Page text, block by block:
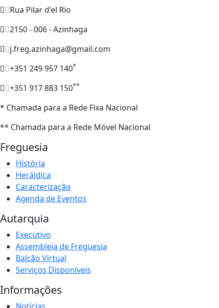
Rua Pilar d'el Rio
2150 - 006 - Azinhaga
j.freg.azinhaga@gmail.com
+351 249 957 140*
+351 917 883 150**
* Chamada para a Rede Fixa Nacional
** Chamada para a Rede Móvel Nacional
Freguesia
História
Heráldica
Caracterização
Agenda de Eventos
Autarquia
Executivo
Assembleia de Freguesia
Balcão Virtual
Serviços Disponíveis
Informações